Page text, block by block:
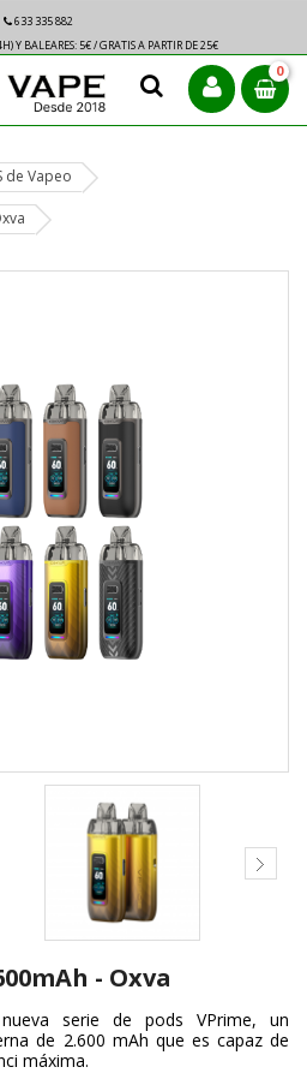
633 335 882
Y BALEARES: 5€ / GRATIS A PARTIR DE 25€
0
de Vapeo
- Oxva
serie de pods VPrime, un
de 2.600 mAh que es capaz de
máxima.